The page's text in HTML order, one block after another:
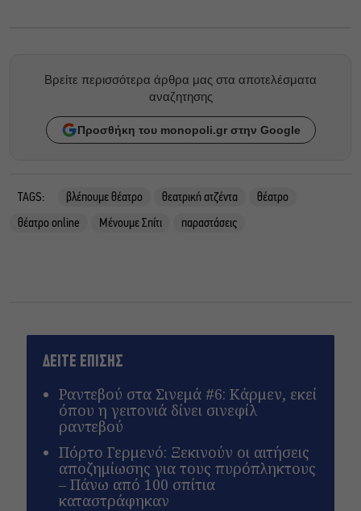
Βρείτε περισσότερα άρθρα μας στα αποτελέσματα
αναζητησης
Προσθήκη του monopoli.gr στην Google
TAGS: βλέπουμε θέατρο θεατρική ατζέντα
θέατρο
θέατρο online
Μένουμε Σπίτι παραστάσεις
ΔΕΙΤΕ ΕΠΙΣΗΣ
Ραντεβού στα Σινεμά #6: Κάρμεν, εκεί
όπου η γειτονιά δίνει σινεφίλ
ραντεβού
Πόρτο Γερμενό: Ξεκινούν οι αιτήσεις
αποζημίωσης για τους πυρόπληκτους
– Πάνω από 100 σπίτια
καταστράφηκαν